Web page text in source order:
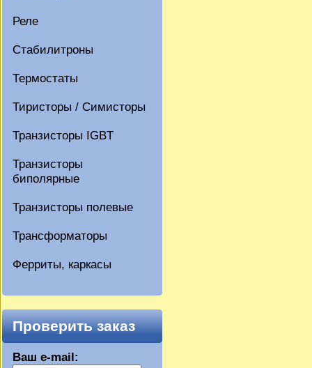
Реле
Стабилитроны
Термостаты
Тиристоры / Симисторы
Транзисторы IGBT
Транзисторы
биполярные
Транзисторы полевые
Трансформаторы
Ферриты, каркасы
Проверить заказ
Ваш e-mail: